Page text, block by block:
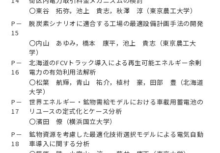
〇東谷 拓弥，池上 貴志，秋澤 淳（東京農工大学）
P－
15
脱炭素シナリオに適合する工場の最適設備計画手法の開発
〇内山 あゆみ，橋本 康平，池上 貴志（東京農工大
学）
P－
16
北海道のFCVトラック導入による再生可能エネルギー余剰
電力の有効利用法解析
〇松葉 航輝，青山 祐介，植村 豪，田部 豊（北海道
大学）
P－
17
世界エネルギー・鉱物需給モデルにおける車載用蓄電池の
リユースの定式化とケース分析
〇濱田 僚（横浜国立大学）
P－
18
鉱物資源を考慮した最適化技術選択モデルによる電気自動
車導入に関する分析